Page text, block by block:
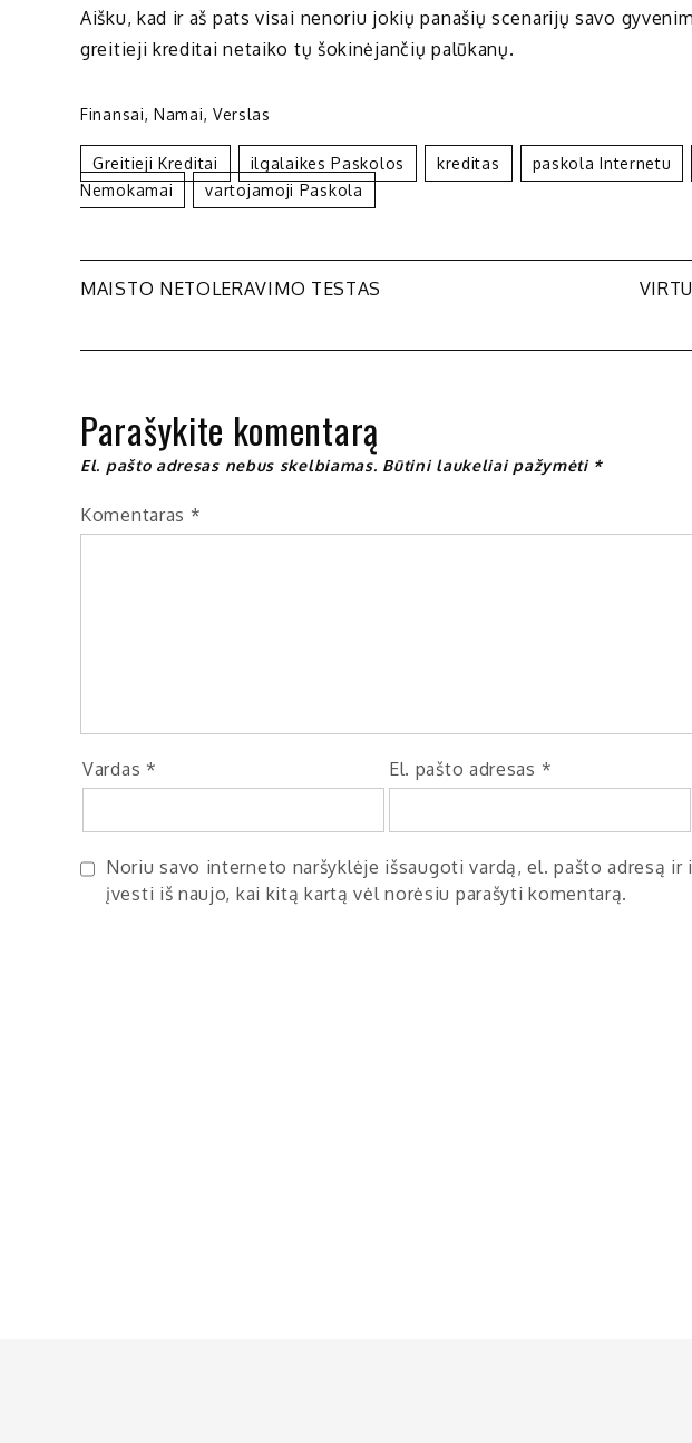
Aišku, kad ir aš pats visai nenoriu jokių panašių scenarijų savo
greitieji kreditai netaiko tų šokinėjančių palūkanų.
Finansai,Namai, Verslas
Greitieji Kreditai Ilgalaikes Paskolos Kreditas Paskola Internetu
Nemokamai
Vartojamoji Paskola
Navigacija
tarp
įrašų
MAISTO NETOLERAVIMO TESTAS
Parašykite komentarą
El. pašto adresas nebus skelbiamas. Būtini laukeliai pažymėti *
Komentaras *
Vardas * El. pašto adresas *
Noriu savo interneto naršyklėje išsaugoti vardą, el. pašto adresą
įvesti iš naujo, kai kitą kartą vėl norėsiu parašyti komentarą.